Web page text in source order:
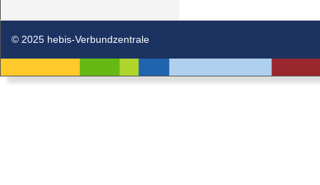
© 2025 hebis-Verbundzentrale